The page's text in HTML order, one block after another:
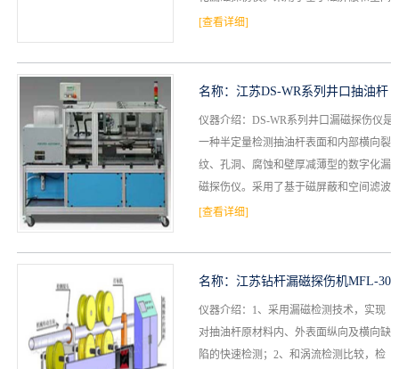
滤波技术的传感器；信号处理电路；基于
[查看详细]
名称： 江苏DS-WR系列井口抽油杆
漏磁探伤仪
仪器介绍：DS-WR系列井口漏磁探伤仪是
一种半定量检测抽油杆表面和内部横向裂
纹、孔洞、腐蚀和壁厚减薄型的数字化漏
磁探伤仪。采用了基于磁屏蔽和空间滤波
技术的传感器；数字信号处理电路；基于
[查看详细]
名称： 江苏钻杆漏磁探伤机MFL-30
8
仪器介绍：1、采用漏磁检测技术，实现
对抽油杆原材料内、外表面纵向及横向缺
陷的快速检测；2、和涡流检测比较，检